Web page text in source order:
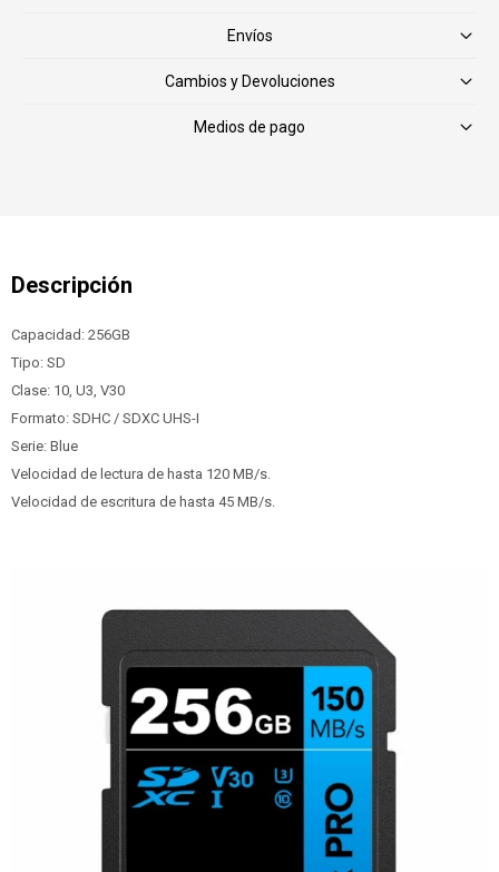
Envíos
Cambios y Devoluciones
Medios de pago
Capacidad: 256GB
Tipo: SD
Clase: 10, U3, V30
Formato: SDHC / SDXC UHS-I
Serie: Blue
Velocidad de lectura de hasta 120 MB/s.
Velocidad de escritura de hasta 45 MB/s.